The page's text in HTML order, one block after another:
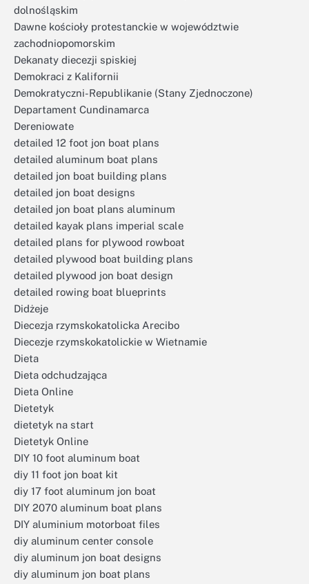
dolnośląskim
Dawne kościoły protestanckie w województwie
zachodniopomorskim
Dekanaty diecezji spiskiej
Demokraci z Kalifornii
Demokratyczni-Republikanie (Stany Zjednoczone)
Departament Cundinamarca
Dereniowate
detailed 12 foot jon boat plans
detailed aluminum boat plans
detailed jon boat building plans
detailed jon boat designs
detailed jon boat plans aluminum
detailed kayak plans imperial scale
detailed plans for plywood rowboat
detailed plywood boat building plans
detailed plywood jon boat design
detailed rowing boat blueprints
Didżeje
Diecezja rzymskokatolicka Arecibo
Diecezje rzymskokatolickie w Wietnamie
Dieta
Dieta odchudzająca
Dieta Online
Dietetyk
dietetyk na start
Dietetyk Online
DIY 10 foot aluminum boat
diy 11 foot jon boat kit
diy 17 foot aluminum jon boat
DIY 2070 aluminum boat plans
DIY aluminium motorboat files
diy aluminum center console
diy aluminum jon boat designs
diy aluminum jon boat plans